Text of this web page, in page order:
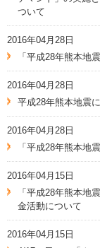
ついて
2016年04月28日
「平成28年熊本地
2016年04月28日
平成28年熊本地震
2016年04月28日
「平成28年熊本地
2016年04月15日
「平成28年熊本地
金活動について
2016年04月15日